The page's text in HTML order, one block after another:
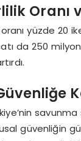
Oranı
yüzde 20
da 250
savunma
güvenliğin